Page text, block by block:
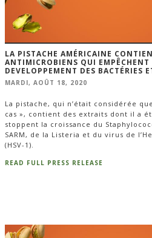
LA PISTACHE AMÉRICAINE
ANTIMICROBIENS QUI EMPÊCHENT
DEVELOPPEMENT DES BACTÉRIES
MARDI, AOÛT 18, 2020
La pistache, qui n’était considérée
cas », contient des extraits dont il a
stoppent la croissance du
SARM, de la Listeria et du virus de
(HSV-1).
READ FULL PRESS RELEASE